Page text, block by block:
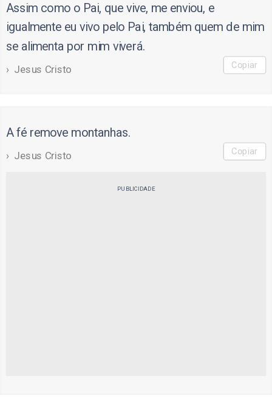
Assim como o Pai, que vive, me enviou, e
igualmente eu vivo pelo Pai, também quem de mim
se alimenta por mim viverá.
Jesus Cristo Copiar
A fé remove montanhas.
Jesus Cristo Copiar
PUBLICIDADE